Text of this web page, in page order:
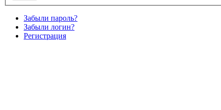
Забыли пароль?
Забыли логин?
Регистрация